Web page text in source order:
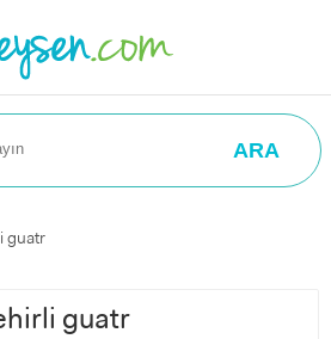
ARA
guatr
guatr